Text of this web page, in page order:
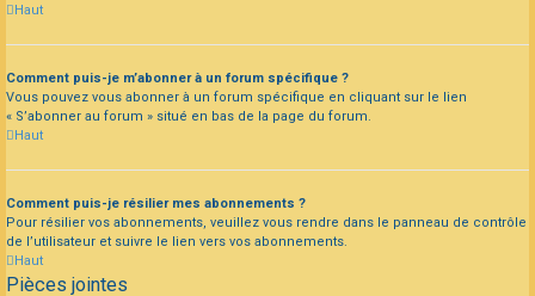
Haut
Comment puis-je m’abonner à un forum spécifique ?
Vous pouvez vous abonner à un forum spécifique en cliquant sur le lien
« S’abonner au forum » situé en bas de la page du forum.
Haut
Comment puis-je résilier mes abonnements ?
Pour résilier vos abonnements, veuillez vous rendre dans le panneau de contrôle
de l’utilisateur et suivre le lien vers vos abonnements.
Haut
Pièces jointes